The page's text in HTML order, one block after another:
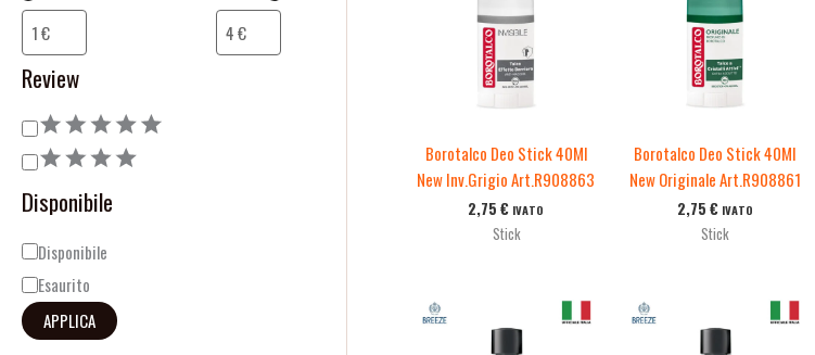
Review
i
n
Disponibile
b
l
t
à
Disponibile
Esaurito
APPLICA
Borotalco Deo Stick 40Ml
New Inv.Grigio Art.R908863
2,75€ IVATO
Stick
Borotalco Deo Stick 40Ml
New Originale Art.R908861
2,75 € IVATO
Stick